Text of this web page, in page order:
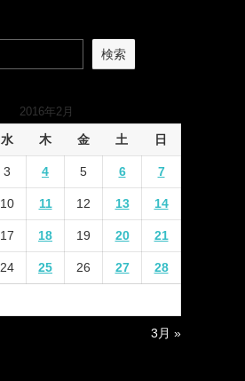
検索
2016年2月
水 木 金 土 日
3 4 5 6 7
10 11 12 13 14
17 18 19 20 21
24 25 26 27 28
3月 »